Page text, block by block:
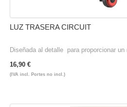
LUZ TRASERA CIRCUIT
Diseñada al detalle para proporcionar un
16,90 €
(IVA incl. Portes no incl.)